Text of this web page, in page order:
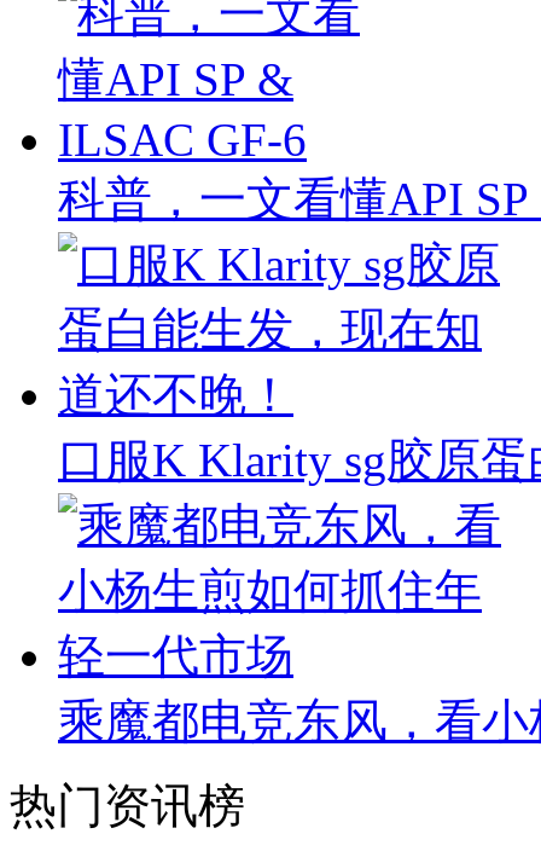
科普，一文看懂API
口服K Klarity sg胶原
乘魔都电竞东风，看
热门资讯榜